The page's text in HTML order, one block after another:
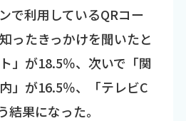
で利用しているQRコー
ったきっかけを聞いたと
」が18.5％、次いで「関
」が16.5％、「テレビC
結果になった。